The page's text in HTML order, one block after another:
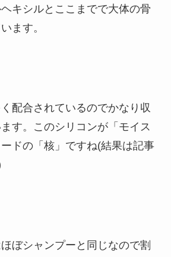
キシルとここまでで大体の骨
ます。
配合されているのでかなり収
す。このシリコンが「モイス
ドの「核」ですね(結果は記事
ぼシャンプーと同じなので割